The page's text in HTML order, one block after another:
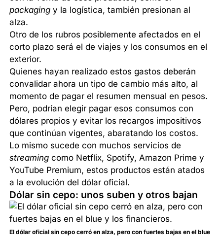
packaging y la logística, también presionan al
alza.
Otro de los rubros posiblemente afectados en el
corto plazo será el de viajes y los consumos en el
exterior.
Quienes hayan realizado estos gastos deberán
convalidar ahora un tipo de cambio más alto, al
momento de pagar el resumen mensual en pesos.
Pero, podrían elegir pagar esos consumos con
dólares propios y evitar los recargos impositivos
que continúan vigentes, abaratando los costos.
Lo mismo sucede con muchos servicios de
streaming como Netflix, Spotify, Amazon Prime y
YouTube Premium, estos productos están atados
a la evolución del dólar oficial.
Dólar sin cepo: unos suben y otros bajan
El dólar oficial sin cepo cerró en alza, pero con fuertes bajas en el blue